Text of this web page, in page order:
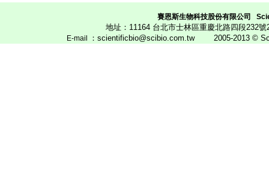
賽恩斯生物科技股份有限公司
地址：11164 台北市士林區重慶北路四段
E-mail ：scientificbio@scibio.com.tw 2005-2013 ©